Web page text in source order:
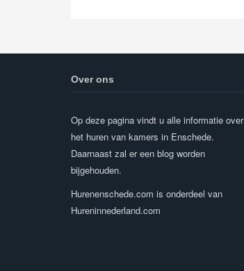
Over ons
Op deze pagina vindt u alle informatie over
het huren van kamers in Enschede.
Daarnaast zal er een blog worden
bijgehouden.
Hurenenschede.com is onderdeel van
Hureninnederland.com